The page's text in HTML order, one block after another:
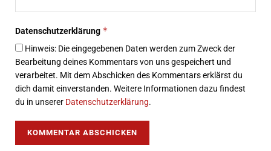
Datenschutzerklärung *
Hinweis: Die eingegebenen Daten werden zum Zweck der
Bearbeitung deines Kommentars von uns gespeichert und
verarbeitet. Mit dem Abschicken des Kommentars erklärst du
dich damit einverstanden. Weitere Informationen dazu findest
du in unserer Datenschutzerklärung.